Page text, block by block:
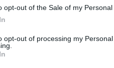
opt-out of the Sale of my Personal
opt-out of processing my
του συμβάλλει στη μείωση
και ενισχύει την
δράση για το